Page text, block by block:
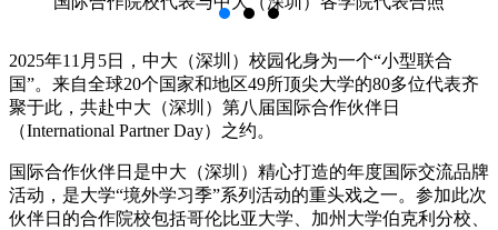
2025年11月5日，中大（深圳）校园化身为一个“小型联合
国”。来自全球20个国家和地区49所顶尖大学的80多位代表齐
聚于此，共赴中大（深圳）第八届国际合作伙伴日
（International Partner Day）之约。
国际合作伙伴日是中大（深圳）精心打造的年度国际交流品牌
活动，是大学“境外学习季”系列活动的重头戏之一。参加此次
伙伴日的合作院校包括哥伦比亚大学、加州大学伯克利分校、